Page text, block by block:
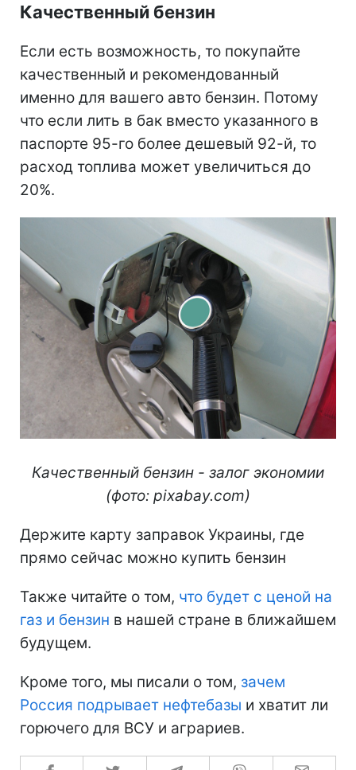
Качественный бензин
Если есть возможность, то покупайте
качественный и рекомендованный
именно для вашего авто бензин. Потому
что если лить в бак вместо указанного в
паспорте 95-го более дешевый 92-й, то
расход топлива может увеличиться до
20%.
Качественный бензин - залог экономии
(фото: pixabay.com)
Держите карту заправок Украины, где
прямо сейчас можно купить бензин
Также читайте о том, что будет с ценой на
газ и бензин в нашей стране в ближайшем
будущем.
Кроме того, мы писали о том, зачем
Россия подрывает нефтебазы и хватит ли
горючего для ВСУ и аграриев.